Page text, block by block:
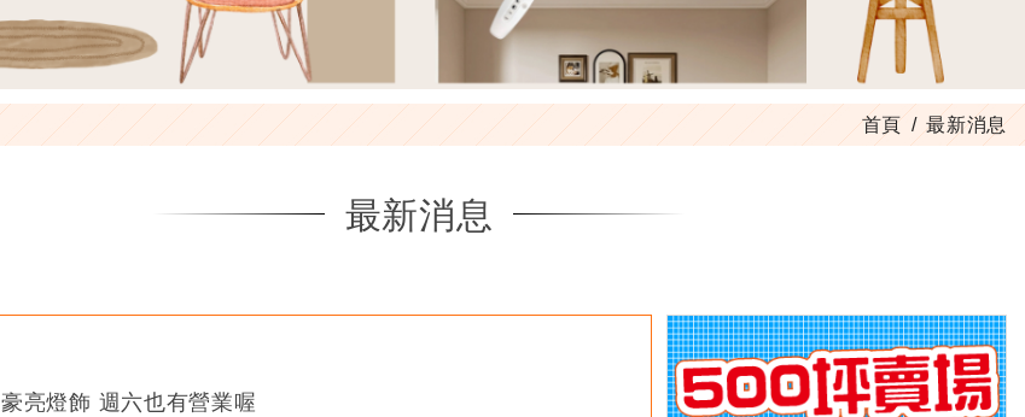
首頁 最新消息
最新消息
豪亮燈飾 週六也有營業喔